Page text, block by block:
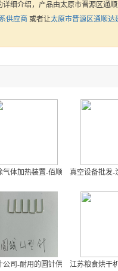
详细介绍，产品由太原市晋源区通
供应商 或者让太原市晋源区通顺达
气体加热装置-佰顺兴自动化科技新
真空设备批发-
公司-耐用的圆针供销 江苏粮食烘干